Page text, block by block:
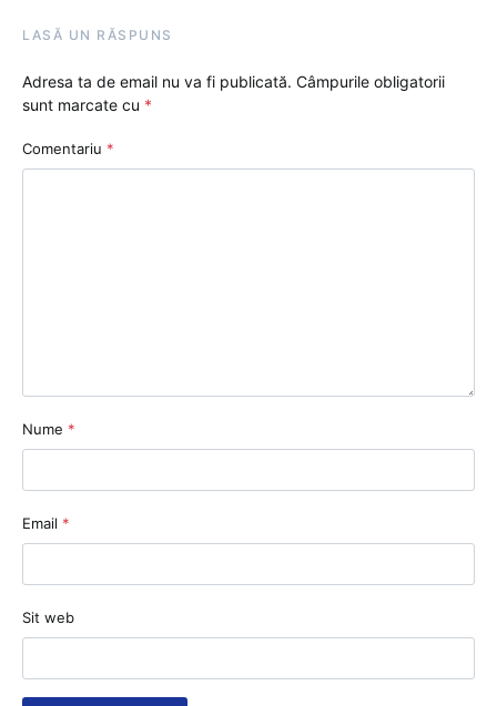
LASĂ UN RĂSPUNS
Adresa ta de email nu va fi publicată. Câmpurile obligatorii
sunt marcate cu *
Comentariu *
Nume *
Email *
Sit web